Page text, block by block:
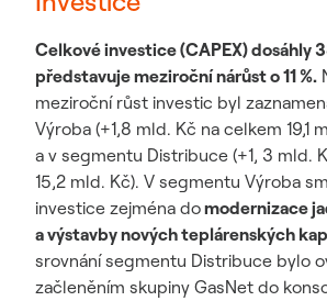
Celkové investice (CAPEX) dosáhly
představuje meziroční nárůst o 11 %.
meziroční růst investic byl
Výroba (+1,8 mld. Kč na celkem 19,1
a v segmentu Distribuce (+1, 3 mld.
15,2 mld. Kč). V segmentu Výroba
investice zejména domodernizace
a výstavby nových teplárenských
srovnání segmentu Distribuce bylo
začleněním skupiny GasNet do